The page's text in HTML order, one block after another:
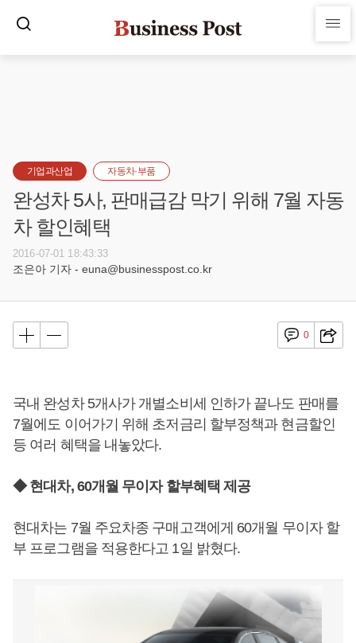
기업과산업 자동차·부품
완성차 5사, 판매급감 막기 위해 7월 자동
차 할인혜택
2016-07-01 18:43:33
조은아 기자 - euna@businesspost.co.kr
0
국내 완성차 5개사가 개별소비세 인하가 끝나도 판매를
7월에도 이어가기 위해 초저금리 할부정책과 현금할인
등 여러 혜택을 내놓았다.
◆ 현대차, 60개월 무이자 할부혜택 제공
현대차는 7월 주요차종 구매고객에게 60개월 무이자 할
부 프로그램을 적용한다고 1일 밝혔다.